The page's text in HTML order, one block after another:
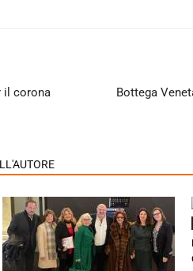
il corona
Bottega